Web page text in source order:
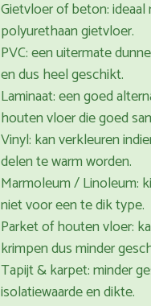
Gietvloer of beton:
polyurethaan gietvloer.
PVC: een uitermate
en dus heel geschikt.
Laminaat: een goed
houten vloer die goed
Vinyl: kan verkleuren
delen te warm worden.
Marmoleum / Linoleum:
niet voor een te dik type.
Parket of houten vloer:
krimpen dus minder
Tapijt & karpet: minder
isolatiewaarde en dikte.